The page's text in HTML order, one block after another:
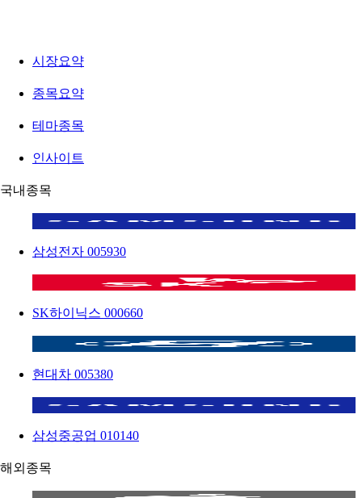
시장요약
종목요약
테마종목
인사이트
국내종목
삼성전자 005930
SK하이닉스 000660
현대차 005380
삼성중공업 010140
해외종목